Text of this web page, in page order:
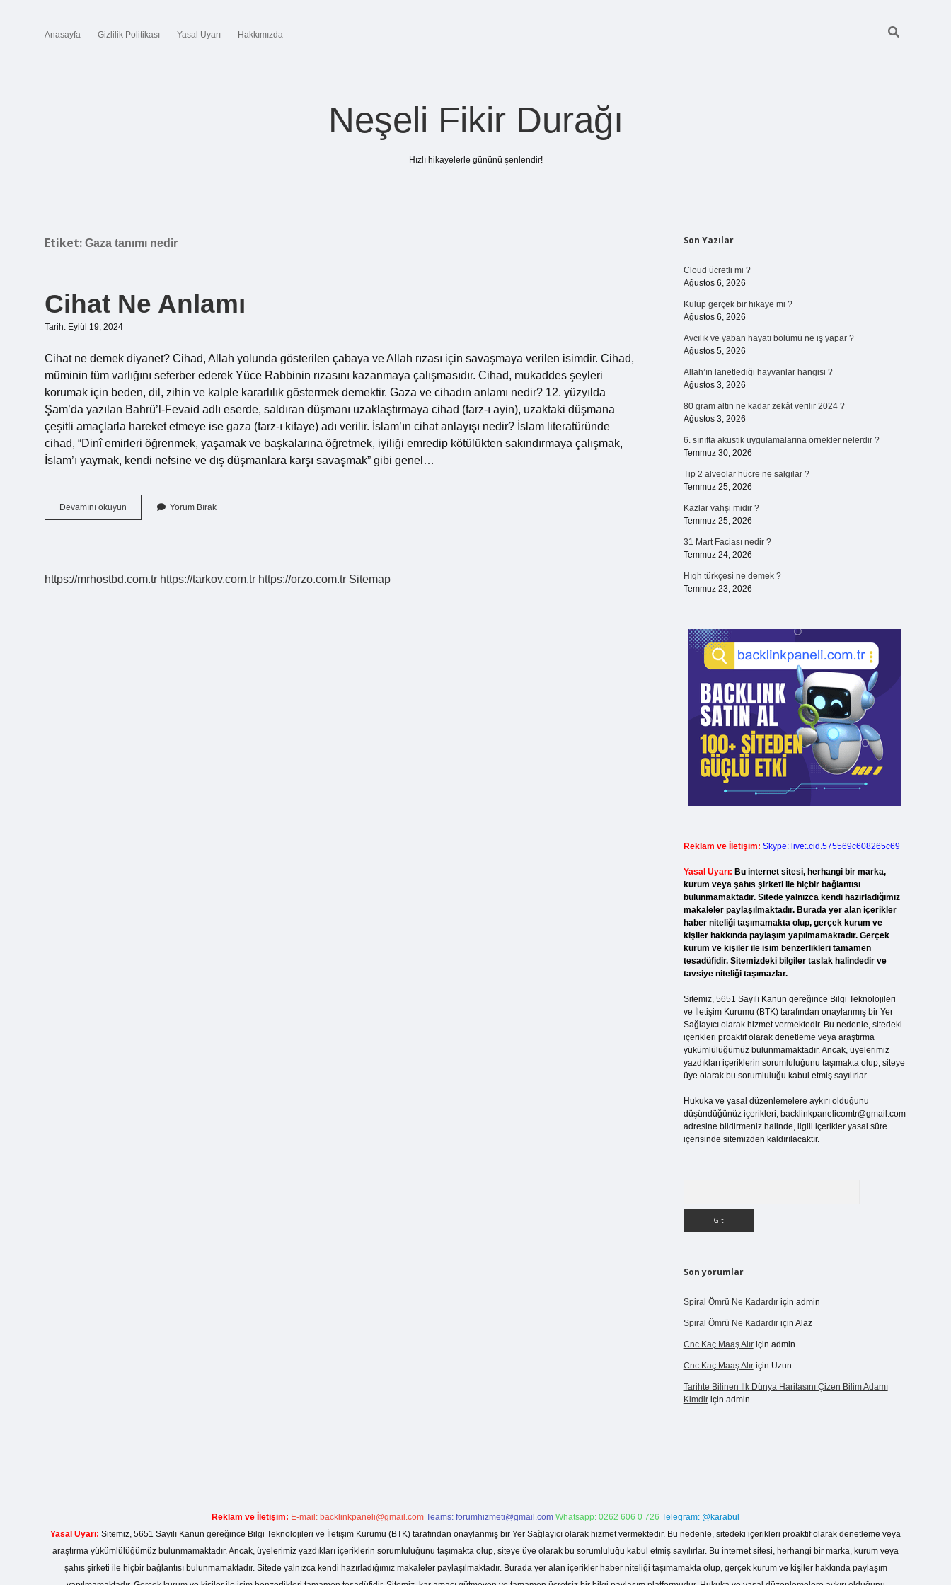
Anasayfa Gizlilik Politikası Yasal Uyarı Hakkımızda
Neşeli Fikir Durağı
Hızlı hikayelerle gününü şenlendir!
Etiket: Gaza tanımı nedir
Cihat Ne Anlamı
Tarih: Eylül 19, 2024
Cihat ne demek diyanet? Cihad, Allah yolunda gösterilen çabaya ve Allah rızası için savaşmaya verilen isimdir. Cihad,
müminin tüm varlığını seferber ederek Yüce Rabbinin rızasını kazanmaya çalışmasıdır. Cihad, mukaddes şeyleri
korumak için beden, dil, zihin ve kalple kararlılık göstermek demektir. Gaza ve cihadın anlamı nedir? 12. yüzyılda
Şam’da yazılan Bahrü’l-Fevaid adlı eserde, saldıran düşmanı uzaklaştırmaya cihad (farz-ı ayin), uzaktaki düşmana
çeşitli amaçlarla hareket etmeye ise gaza (farz-ı kifaye) adı verilir. İslam’ın cihat anlayışı nedir? İslam literatüründe
cihad, “Dinî emirleri öğrenmek, yaşamak ve başkalarına öğretmek, iyiliği emredip kötülükten sakındırmaya çalışmak,
İslam’ı yaymak, kendi nefsine ve dış düşmanlara karşı savaşmak” gibi genel…
Devamını okuyun
Ne
Yorum Bırak
https://mrhostbd.com.tr https://tarkov.com.tr https://orzo.com.tr Sitemap
Sidebar
Son Yazılar
Cloud ücretli mi ?
Ağustos 6, 2026
Kulüp gerçek bir hikaye mi ?
Ağustos 6, 2026
Avcılık ve yaban hayatı bölümü ne iş yapar ?
Ağustos 5, 2026
Allah’ın lanetlediği hayvanlar hangisi ?
Ağustos 3, 2026
80 gram altın ne kadar zekât verilir 2024 ?
Ağustos 3, 2026
6. sınıfta akustik uygulamalarına örnekler nelerdir ?
Temmuz 30, 2026
Tip 2 alveolar hücre ne salgılar ?
Temmuz 25, 2026
Kazlar vahşi midir ?
Temmuz 25, 2026
31 Mart Faciası nedir ?
Temmuz 24, 2026
Hıgh türkçesi ne demek ?
Temmuz 23, 2026
Reklam ve İletişim: Skype: live:.cid.575569c608265c69
Yasal Uyarı: Bu internet sitesi, herhangi bir marka,
kurum veya şahıs şirketi ile hiçbir bağlantısı
bulunmamaktadır. Sitede yalnızca kendi hazırladığımız
makaleler paylaşılmaktadır. Burada yer alan içerikler
haber niteliği taşımamakta olup, gerçek kurum ve
kişiler hakkında paylaşım yapılmamaktadır. Gerçek
kurum ve kişiler ile isim benzerlikleri tamamen
tesadüfidir. Sitemizdeki bilgiler taslak halindedir ve
tavsiye niteliği taşımazlar.
Sitemiz, 5651 Sayılı Kanun gereğince Bilgi Teknolojileri
ve İletişim Kurumu (BTK) tarafından onaylanmış bir Yer
Sağlayıcı olarak hizmet vermektedir. Bu nedenle, sitedeki
içerikleri proaktif olarak denetleme veya araştırma
yükümlülüğümüz bulunmamaktadır. Ancak, üyelerimiz
yazdıkları içeriklerin sorumluluğunu taşımakta olup, siteye
üye olarak bu sorumluluğu kabul etmiş sayılırlar.
Hukuka ve yasal düzenlemelere aykırı olduğunu
düşündüğünüz içerikleri, backlinkpanelicomtr@gmail.com
adresine bildirmeniz halinde, ilgili içerikler yasal süre
içerisinde sitemizden kaldırılacaktır.
Son yorumlar
Spiral Ömrü Ne Kadardıriçin admin
Spiral Ömrü Ne Kadardıriçin Alaz
Cnc Kaç Maaş Alıriçin admin
Cnc Kaç Maaş Alıriçin Uzun
Tarihte Bilinen Ilk Dünya Haritasını Çizen Bilim Adamı
Kimdiriçin admin
Reklam ve İletişim: E-mail: backlinkpaneli@gmail.com Teams: forumhizmeti@gmail.com Whatsapp: 0262 606 0 726 Telegram: @karabul
Yasal Uyarı: Sitemiz, 5651 Sayılı Kanun gereğince Bilgi Teknolojileri ve İletişim Kurumu (BTK) tarafından onaylanmış bir Yer Sağlayıcı olarak hizmet vermektedir. Bu nedenle, sitedeki içerikleri proaktif olarak denetleme veya
araştırma yükümlülüğümüz bulunmamaktadır. Ancak, üyelerimiz yazdıkları içeriklerin sorumluluğunu taşımakta olup, siteye üye olarak bu sorumluluğu kabul etmiş sayılırlar. Bu internet sitesi, herhangi bir marka, kurum veya
şahıs şirketi ile hiçbir bağlantısı bulunmamaktadır. Sitede yalnızca kendi hazırladığımız makaleler paylaşılmaktadır. Burada yer alan içerikler haber niteliği taşımamakta olup, gerçek kurum ve kişiler hakkında paylaşım